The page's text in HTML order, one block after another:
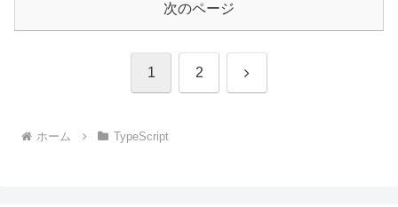
次のページ
1 2 次
ホーム TypeScript